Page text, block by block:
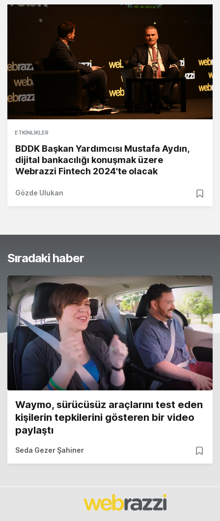
ETKINLIKLER
BDDK Başkan Yardımcısı Mustafa Aydın,
dijital bankacılığı konuşmak üzere
Webrazzi Fintech 2024'te olacak
Gözde Ulukan
Sıradaki haber
Waymo, sürücüsüz araçlarını test eden
kişilerin tepkilerini gösteren bir video
paylaştı
Seda Gezer Şahiner